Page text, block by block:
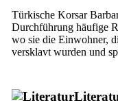
Türkische Korsar
Durchführung häufige
wo sie die Einwohner,
versklavt wurden und